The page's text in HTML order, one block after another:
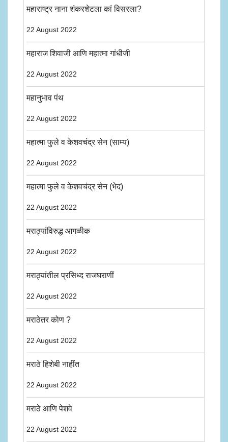
महाराष्ट्र नाना शंकरशेटला कां विसरला?
22 August 2022
महाराज शिवाजी आणि महात्मा गांधीजी
22 August 2022
महानुभाव पंथ
22 August 2022
महात्मा फुले व केशवचंद्र सेन (साम्य)
22 August 2022
महात्मा फुले व केशवचंद्र सेन (भेद)
22 August 2022
मराठ्यांविरुद्ध आगळीक
22 August 2022
मराठ्यांतील प्रसिध्द राजघराणीं
22 August 2022
मराठेतर कोण ?
22 August 2022
मराठे हिशेबी नाहींत
22 August 2022
मराठे आणि पेशवे
22 August 2022